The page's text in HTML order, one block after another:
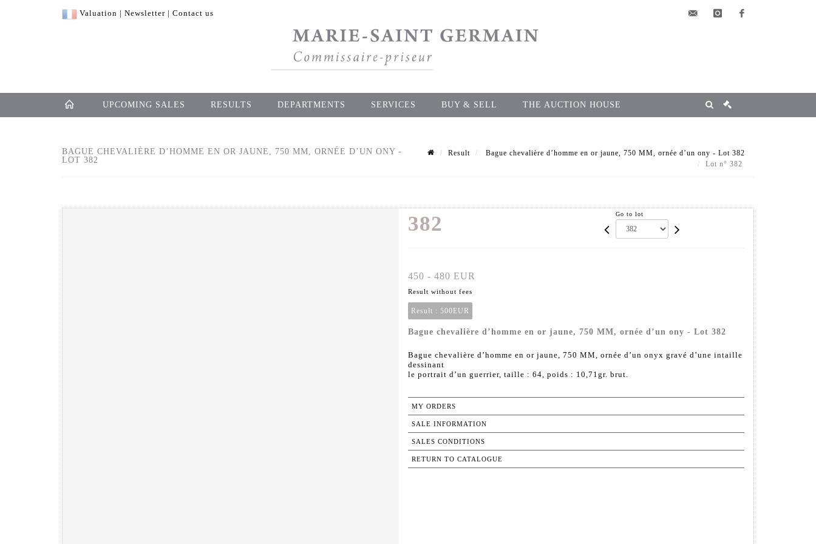
Valuation | Newsletter | Contact us
UPCOMING SALES RESULTS DEPARTMENTS SERVICES BUY & SELL THE AUCTION HOUSE
BAGUE CHEVALIÈRE D’HOMME EN OR JAUNE, 750 MM, ORNÉE D’UN ONY -
LOT 382
Result
Bague chevalière d’homme en or jaune, 750 MM, ornée d’un ony - Lot 382
Lot n° 382
382 Go to lot
450 - 480 EUR
Result without fees
Result : 500EUR
Bague chevalière d’homme en or jaune, 750 MM, ornée d’un ony - Lot 382
Bague chevalière d’homme en or jaune, 750 MM, ornée d’un onyx gravé d’une intaille
dessinant
le portrait d’un guerrier, taille : 64, poids : 10,71gr. brut.
MY ORDERS
SALE INFORMATION
SALES CONDITIONS
RETURN TO CATALOGUE